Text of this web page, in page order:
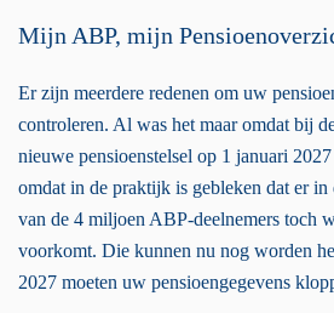
Mijn ABP, mijn
Er zijn meerdere redenen om uw
controleren. Al was het maar omdat bij
nieuwe pensioenstelsel op 1 januari
omdat in de praktijk is gebleken dat er in
van de 4 miljoen ABP-deelnemers toch
voorkomt. Die kunnen nu nog worden
2027 moeten uw pensioengegevens